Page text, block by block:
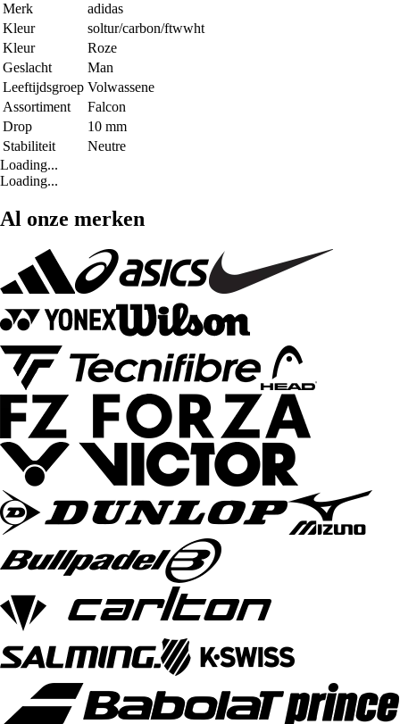
Merk
adidas
Kleur
soltur/carbon/ftwwht
Kleur
Roze
Geslacht
Man
Leeftijdsgroep Volwassene
Assortiment
Falcon
Drop
10 mm
Stabiliteit
Neutre
Loading...
Loading...
Al onze merken